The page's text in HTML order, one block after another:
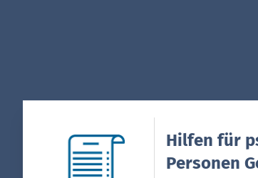
Hilfen für
Personen